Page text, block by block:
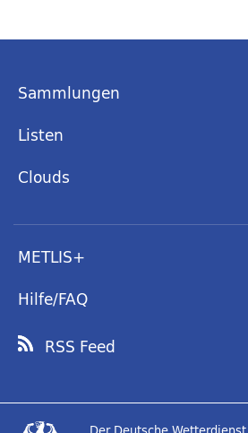
Sammlungen
Listen
Clouds
METLIS+
Hilfe/FAQ
RSS Feed